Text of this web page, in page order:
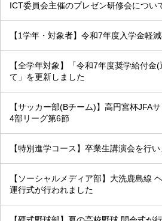
ICT委員会主催のプレゼン研修会につい
【1学年・対象者】令和7年度入学金軽
【全学年対象】「令和7年度奨学給付金
て」を更新しました
【サッカー部(Bチーム)】高円宮杯JFA
4部リーグ第6節
【特別進学コース】卒業生講演会を行
【ソーシャルメディア部】大洗鹿島線
運行式が行われました